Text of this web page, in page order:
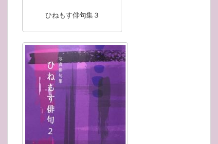
ひねもす俳句集３